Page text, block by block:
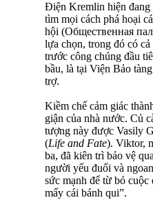
Điện Kremlin hiện đang
tìm mọi cách phá hoại
hội (Общественная
lựa chọn, trong đó có
trước công chúng đầu
bầu, là tại Viện Bảo
trợ.
Kiềm chế cảm giác
giận của nhà nước. Củ
tượng này được Vasily
(Life and Fate). Viktor,
ba, đã kiên trì bảo vệ
người yếu đuối và
sức mạnh để từ bỏ
mấy cái bánh qui”.